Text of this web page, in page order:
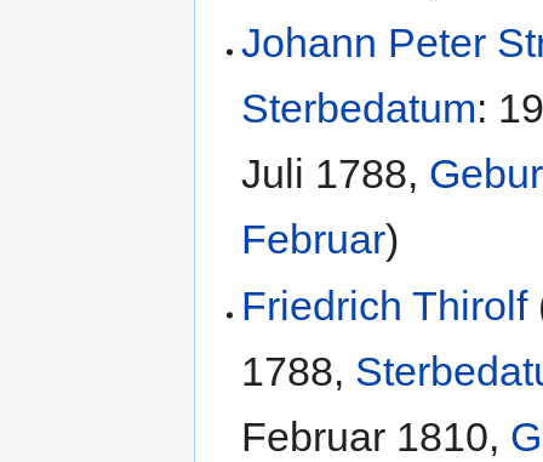
Johann Peter
Sterbedatum:
Juli 1788,
Februar)
Friedrich Thirolf
1788,
Februar 1810,